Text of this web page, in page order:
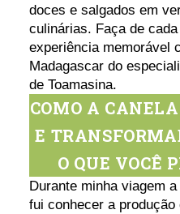
doces e salgados em
culinárias. Faça de
experiência memorável
Madagascar do
de Toamasina.
COMO A
E
O QUE VOCÊ
Durante minha viagem
fui conhecer a